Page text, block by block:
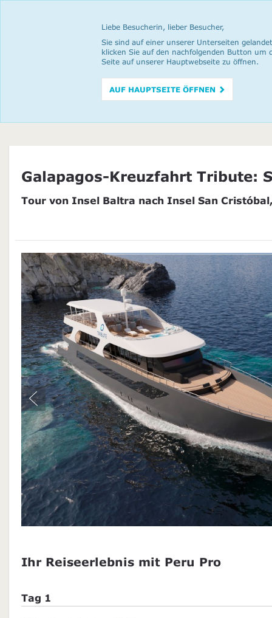
Liebe Besucherin, lieber Besucher,
Sie sind auf einer unserer Unterseiten
klicken Sie auf den nachfolgenden Button um
Seite auf unserer Hauptwebseite zu öffnen.
AUF HAUPTSEITE ÖFFNEN
Galapagos-Kreuzfahrt Tribute:
Tour von Insel Baltra nach Insel San
Ihr Reiseerlebnis mit Peru Pro
Tag 1